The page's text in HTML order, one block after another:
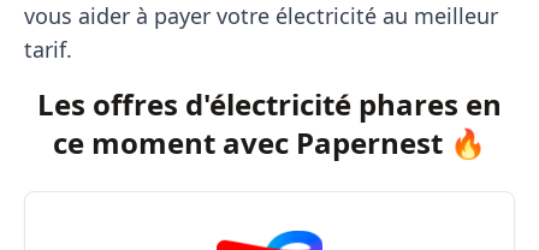
vous aider à payer votre électricité au meilleur
tarif.
Les offres d'électricité phares en
ce moment avec Papernest 🔥